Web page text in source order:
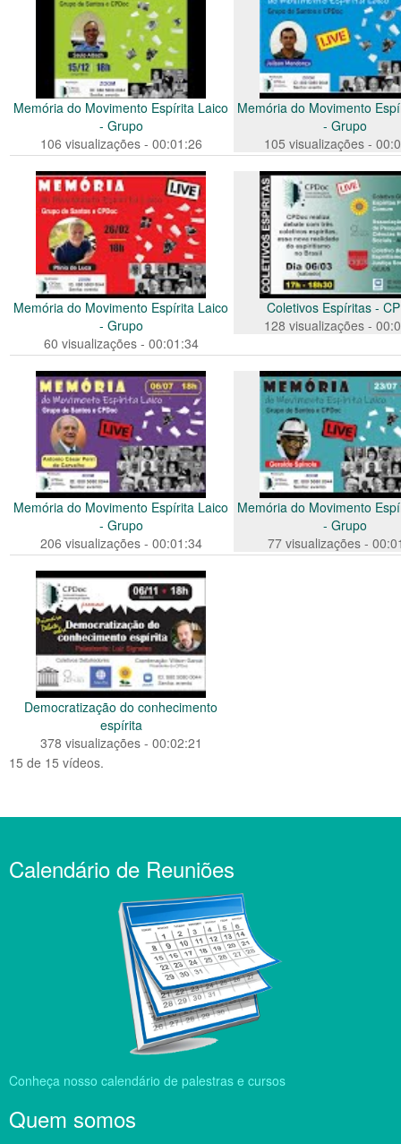
Memória do Movimento Espírita Laico
- Grupo
106 visualizações - 00:01:26
Memória do Movimento
- Grupo
105 visualizações -
Memória do Movimento Espírita Laico
- Grupo
60 visualizações - 00:01:34
Coletivos Espíritas -
128 visualizações -
Memória do Movimento Espírita Laico
- Grupo
206 visualizações - 00:01:34
Memória do Movimento
- Grupo
77 visualizações -
Democratização do conhecimento
espírita
378 visualizações - 00:02:21
15 de 15 vídeos.
Calendário de Reuniões
Conheça nosso calendário de palestras e cursos
Quem somos